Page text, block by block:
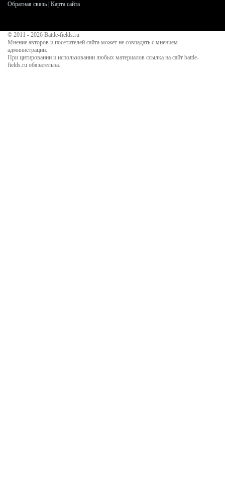
Обратная связь Карта сайта
© 2011 - 2026 Battle-fields.ru
Мнение авторов и посетителей сайта может не совпадать с мнением
администрации.
При цитировании и использовании любых материалов ссылка на сайт battle-
fields.ru обязательна.